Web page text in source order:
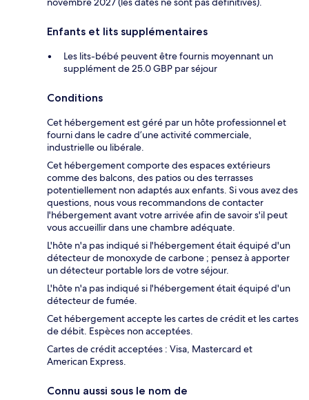
Enfants et lits supplémentaires
Les lits-bébé peuvent être fournis moyennant un
supplément de 25.0 GBP par séjour
Conditions
Cet hébergement est géré par un hôte professionnel et
fourni dans le cadre d’une activité commerciale,
industrielle ou libérale.
Cet hébergement comporte des espaces extérieurs
comme des balcons, des patios ou des terrasses
potentiellement non adaptés aux enfants. Si vous avez des
questions, nous vous recommandons de contacter
l'hébergement avant votre arrivée afin de savoir s'il peut
vous accueillir dans une chambre adéquate.
L'hôte n'a pas indiqué si l'hébergement était équipé d'un
détecteur de monoxyde de carbone ; pensez à apporter
un détecteur portable lors de votre séjour.
L'hôte n'a pas indiqué si l'hébergement était équipé d'un
détecteur de fumée.
Cet hébergement accepte les cartes de crédit et les cartes
de débit. Espèces non acceptées.
Cartes de crédit acceptées : Visa, Mastercard et
American Express.
Connu aussi sous le nom de